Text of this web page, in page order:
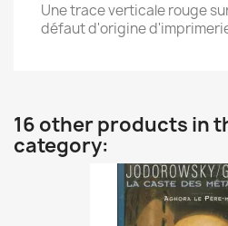
Une trace verticale rouge
défaut d'origine
16 other products in
category: